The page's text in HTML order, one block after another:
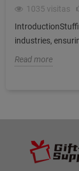
1035 visitas
industries,
Read more